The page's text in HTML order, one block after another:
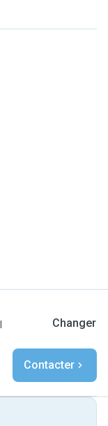
Changer
Contacter